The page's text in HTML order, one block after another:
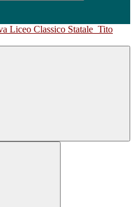
Liceo Classico Statale Tito